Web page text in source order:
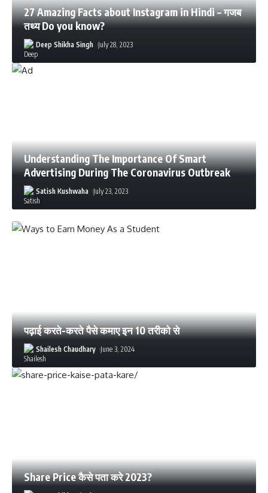
27 Amazing Facts about Instagram in Hindi – गजब
तथ्य Do you know?
Deep Shikha Singh July 28, 2023
Understanding The Importance Of Smart
Advertising During The Coronavirus Outbreak
Satish Kushwaha July 23, 2023
पढ़ाई करते-करते पैसे कमाए इन 10 तरीको से
Shailesh Chaudhary June 3, 2024
Share Price कैसे पता करे 2023?